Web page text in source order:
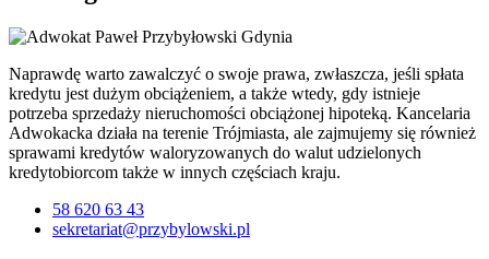
Naprawdę warto zawalczyć o swoje prawa, zwłaszcza, jeśli spłata
kredytu jest dużym obciążeniem, a także wtedy, gdy istnieje
potrzeba sprzedaży nieruchomości obciążonej hipoteką. Kancelaria
Adwokacka działa na terenie Trójmiasta, ale zajmujemy się również
sprawami kredytów waloryzowanych do walut udzielonych
kredytobiorcom także w innych częściach kraju.
58 620 63 43
sekretariat@przybylowski.pl